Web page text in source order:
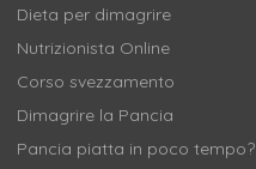
Dieta per dimagrire
Nutrizionista Online
Corso svezzamento
Dimagrire la Pancia
Pancia piatta in poco tempo?